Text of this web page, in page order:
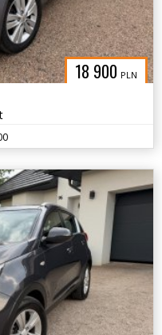
18 900 PLN